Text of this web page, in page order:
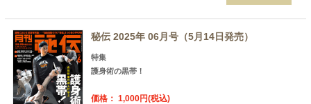
秘伝 2025年 06月号（5月14日発売）
特集
護身術の黒帯！
価格： 1,000円(税込)